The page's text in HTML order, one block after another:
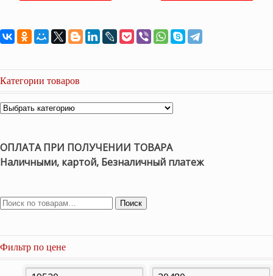
Категории товаров
ОПЛАТА ПРИ ПОЛУЧЕНИИ ТОВАРА
Наличными, картой, Безналичный платеж
Поиск
Фильтр по цене